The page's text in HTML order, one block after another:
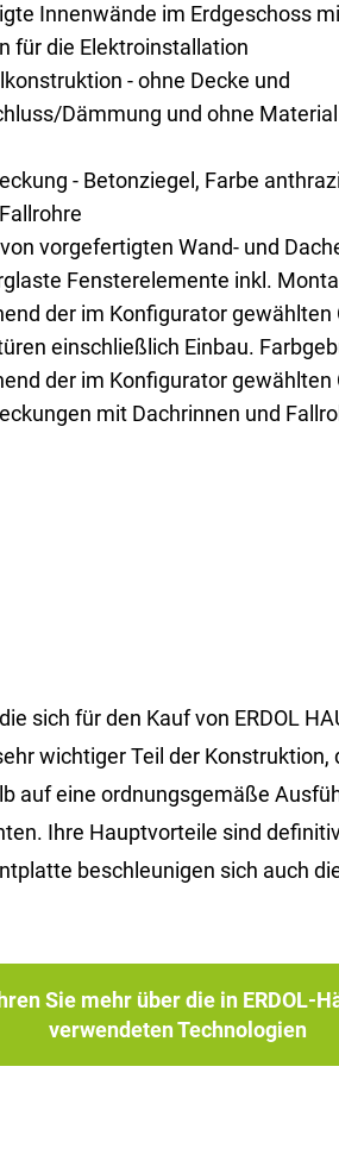
Innenwände im Erdgeschoss
für die Elektroinstallation
- ohne Decke und
Dämmung und ohne
- Betonziegel, Farbe
vorgefertigten Wand- und
Fensterelemente inkl.
der im Konfigurator gewählten
einschließlich Einbau.
der im Konfigurator gewählten
mit Dachrinnen und
sich für den Kauf von ERDOL
wichtiger Teil der
auf eine ordnungsgemäße
Ihre Hauptvorteile sind
beschleunigen sich auch
Sie mehr über die in ERDOL-
verwendeten Technologien